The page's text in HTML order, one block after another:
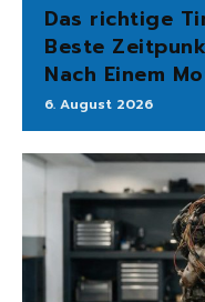
Das richtige
Beste
Nach Einem
6. August 2026